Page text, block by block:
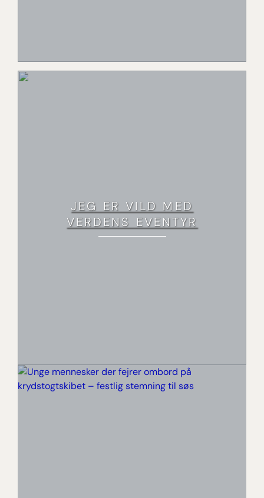
JEG ER VILD MED
VERDENS EVENTYR